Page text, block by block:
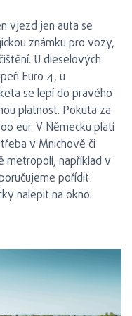
vjezd jen auta se
známku pro vozy,
U dieselových
Euro 4, u
se lepí do pravého
platnost. Pokuta za
eur. V Německu platí
v Mnichově či
metropolí, například v
pořídit
nalepit na okno.